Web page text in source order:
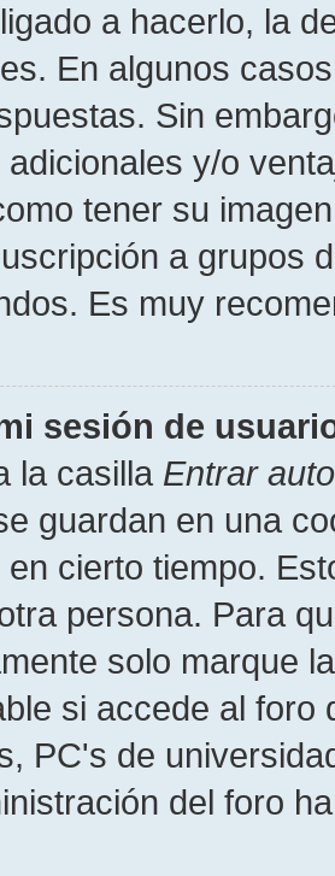
a hacerlo, la
En algunos
Sin
y/o
tener su
a grupos
Es muy
sesión de
la casilla Entrar
guardan en una
en cierto tiempo.
persona. Para
solo marque
si accede al foro
PC's de
del foro